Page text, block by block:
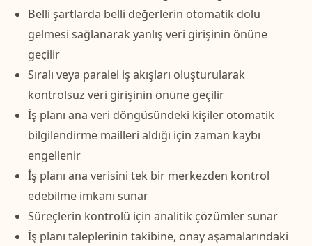
Belli şartlarda belli değerlerin otomatik dolu
gelmesi sağlanarak yanlış veri girişinin önüne
geçilir
Sıralı veya paralel iş akışları oluşturularak
kontrolsüz veri girişinin önüne geçilir
İş planı ana veri döngüsündeki kişiler otomatik
bilgilendirme mailleri aldığı için zaman kaybı
engellenir
İş planı ana verisini tek bir merkezden kontrol
edebilme imkanı sunar
Süreçlerin kontrolü için analitik çözümler sunar
İş planı taleplerinin takibine, onay aşamalarındaki